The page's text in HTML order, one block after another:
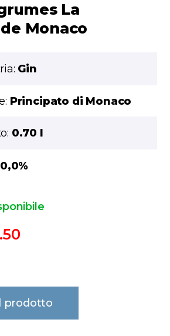
La
Monaco
Gin
Principato di Monaco
0.70 l
prodotto